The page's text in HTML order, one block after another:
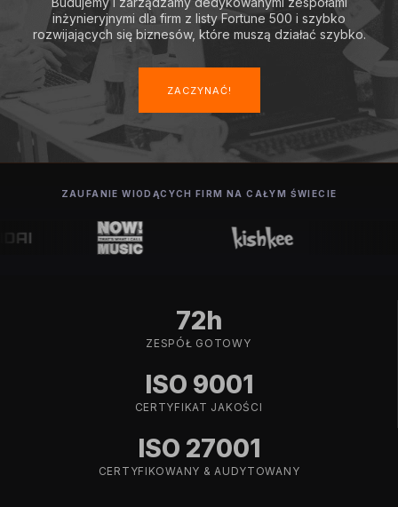
inżynieryjnymi dla firm z listy Fortune 500 i szybko
rozwijających się biznesów, które muszą działać szybko.
ZACZYNAĆ!
ZAUFANIE WIODĄCYCH FIRM NA CAŁYM ŚWIECIE
72h
ZESPÓŁ GOTOWY
ISO 9001
CERTYFIKAT JAKOŚCI
ISO 27001
CERTYFIKOWANY & AUDYTOWANY